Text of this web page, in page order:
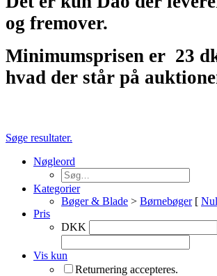
og fremover.
Minimumsprisen er 23
hvad der står på
Søge resultater.
Nøgleord
Kategorier
Bøger & Blade > Børnebøger[
Pris
DKK
Vis kun
Returnering accepteres.